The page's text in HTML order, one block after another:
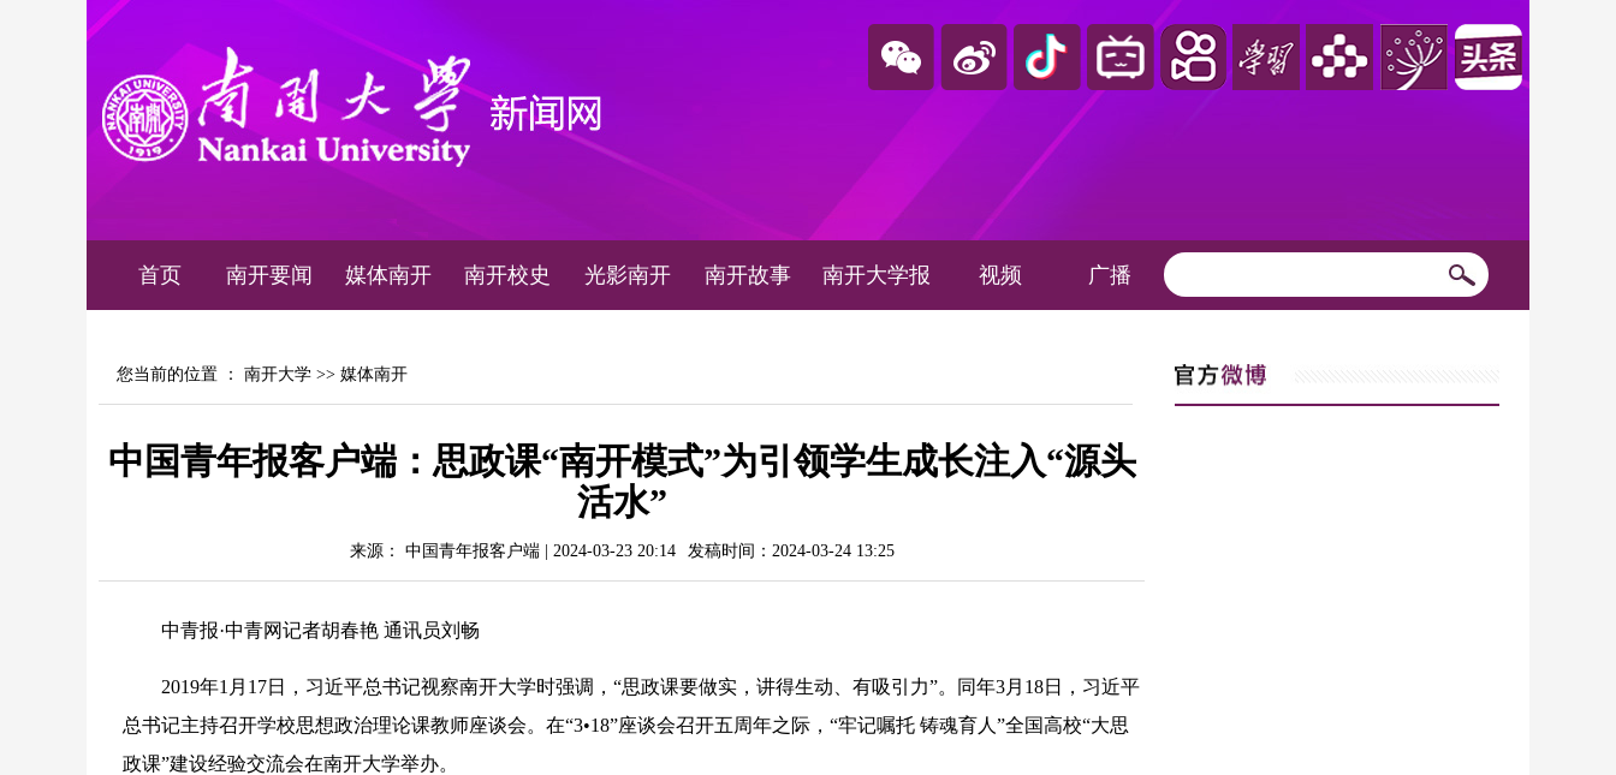
首页 南开要闻 媒体南开 南开校史 光影南开 南开故事 南开大学报 视频 广播
您当前的位置 ： 南开大学 >> 媒体南开
中国青年报客户端：思政课“南开模式”为引领学生成长注入“源头
活水”
来源： 中国青年报客户端 | 2024-03-23 20:14 发稿时间：2024-03-24 13:25
中青报·中青网记者胡春艳 通讯员刘畅
2019年1月17日，习近平总书记视察南开大学时强调，“思政课要做实，讲得生动、有吸引力”。同年3月18日，习近平
总书记主持召开学校思想政治理论课教师座谈会。在“3•18”座谈会召开五周年之际，“牢记嘱托 铸魂育人”全国高校“大思
政课”建设经验交流会在南开大学举办。